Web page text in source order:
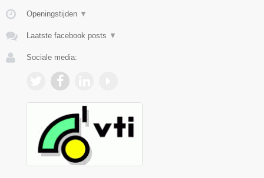
Openingstijden ▼
Laatste facebook posts ▼
Sociale media: